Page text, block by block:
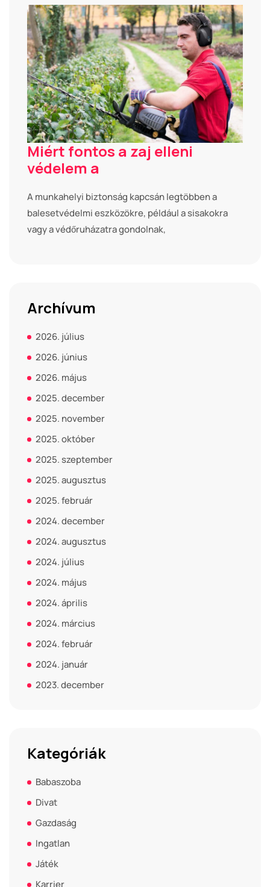
Miért fontos a zaj elleni
védelem a
A munkahelyi biztonság kapcsán legtöbben a
balesetvédelmi eszközökre, például a sisakokra
vagy a védőruházatra gondolnak,
Archívum
2026. július
2026. június
2026. május
2025. december
2025. november
2025. október
2025. szeptember
2025. augusztus
2025. február
2024. december
2024. augusztus
2024. július
2024. május
2024. április
2024. március
2024. február
2024. január
2023. december
Kategóriák
Babaszoba
Divat
Gazdaság
Ingatlan
Játék
Karrier